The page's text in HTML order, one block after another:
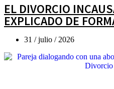
EL DIVORCIO
EXPLICADO DE
31 / julio / 2026